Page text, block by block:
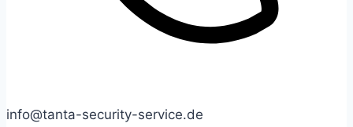
info@tanta-security-service.de